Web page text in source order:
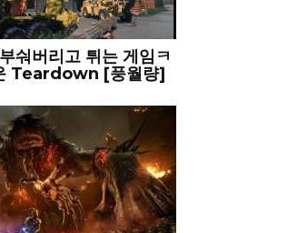
숴버리고 튀는 게임ㅋ
Teardown [풍월량]